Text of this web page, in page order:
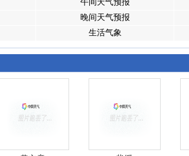
午间天气预报
晚间天气预报
生活气象